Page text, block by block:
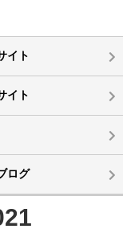
イト
イト
ログ